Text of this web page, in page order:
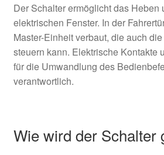
Der Schalter ermöglicht das Heben
elektrischen Fenster. In der
Master-Einheit verbaut, die auch
steuern kann. Elektrische Kontakte
für die Umwandlung des
verantwortlich.
Wie wird der Schalter